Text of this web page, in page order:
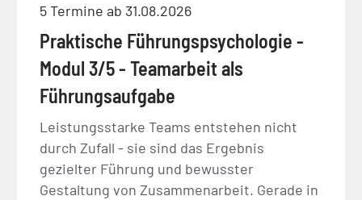
5 Termine ab 31.08.2026
Praktische Führungspsychologie -
Modul 3/5 - Teamarbeit als
Führungsaufgabe
Leistungsstarke Teams entstehen nicht
durch Zufall - sie sind das Ergebnis
gezielter Führung und bewusster
Gestaltung von Zusammenarbeit. Gerade in